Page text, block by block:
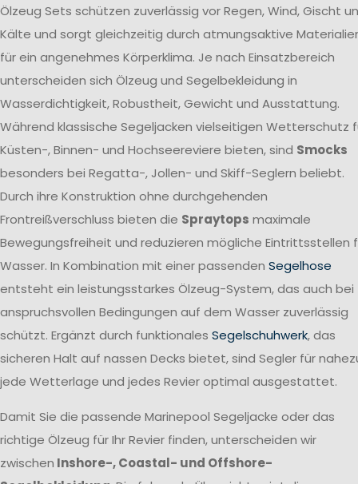
Ölzeug Sets schützen zuverlässig vor Regen, Wind, Gischt
Kälte und sorgt gleichzeitig durch atmungsaktive
für ein angenehmes Körperklima. Je nach Einsatzbereich
unterscheiden sich Ölzeug und Segelbekleidung in
Wasserdichtigkeit, Robustheit, Gewicht und Ausstattung.
Während klassische Segeljacken vielseitigen Wetterschutz
Küsten-, Binnen- und Hochseereviere bieten, sind Smocks
besonders bei Regatta-, Jollen- und Skiff-Seglern beliebt.
Durch ihre Konstruktion ohne durchgehenden
Frontreißverschluss bieten die Spraytops maximale
Bewegungsfreiheit und reduzieren mögliche Eintrittsstellen
Wasser. In Kombination mit einer passenden Segelhose
entsteht ein leistungsstarkes Ölzeug-System, das auch bei
anspruchsvollen Bedingungen auf dem Wasser zuverlässig
schützt. Ergänzt durch funktionales Segelschuhwerk, das
sicheren Halt auf nassen Decks bietet, sind Segler für
jede Wetterlage und jedes Revier optimal ausgestattet.
Damit Sie die passende Marinepool Segeljacke oder das
richtige Ölzeug für Ihr Revier finden, unterscheiden wir
zwischen Inshore-, Coastal- und Offshore-